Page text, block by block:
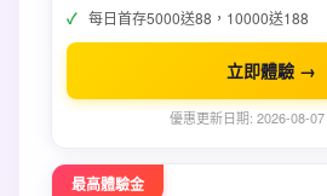
每日首存5000送88，10000送188
立即體驗 →
優惠更新日期: 2026-08-
最高體驗金